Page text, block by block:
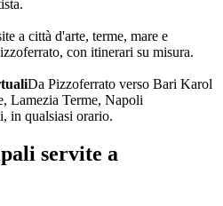
a città d'arte, terme, mare e
con itinerari su misura.
Da Pizzoferrato verso Bari Karol
Lamezia Terme, Napoli
in qualsiasi orario.
servite a